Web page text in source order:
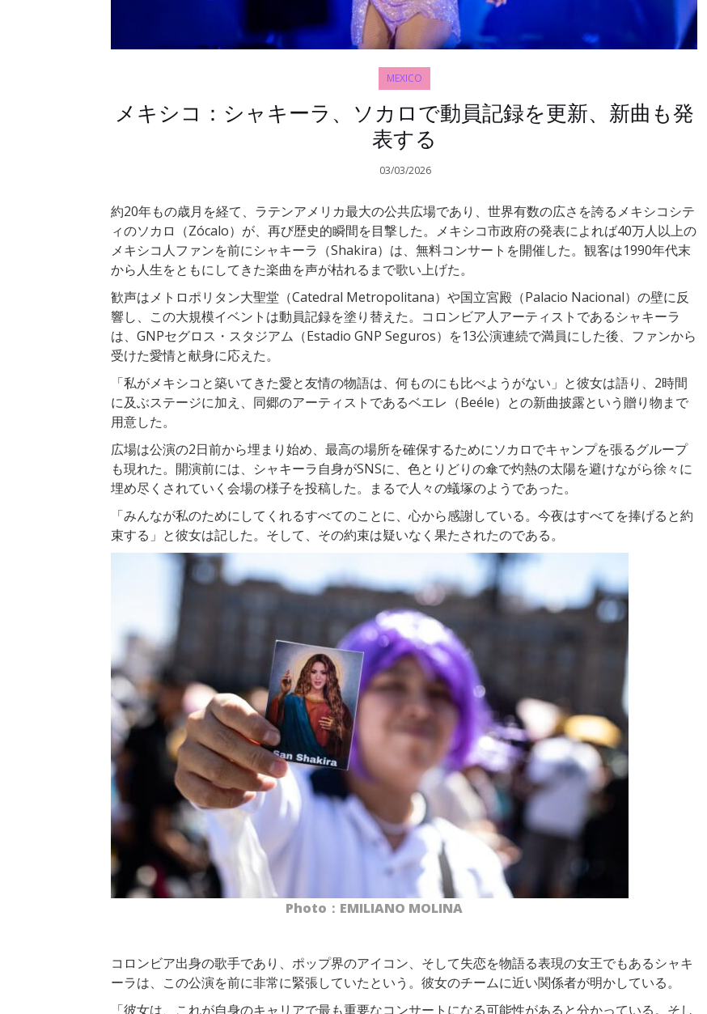
MEXICO
メキシコ：シャキーラ、ソカロで動員記録を更新、新曲も発
表する
03/03/2026
約20年もの歳月を経て、ラテンアメリカ最大の公共広場であり、世界有数の広さを誇るメキシコシテ
ィのソカロ（Zócalo）が、再び歴史的瞬間を目撃した。メキシコ市政府の発表によれば40万人以上の
メキシコ人ファンを前にシャキーラ（Shakira）は、無料コンサートを開催した。観客は1990年代末
から人生をともにしてきた楽曲を声が枯れるまで歌い上げた。
歓声はメトロポリタン大聖堂（Catedral Metropolitana）や国立宮殿（Palacio Nacional）の壁に反
響し、この大規模イベントは動員記録を塗り替えた。コロンビア人アーティストであるシャキーラ
は、GNPセグロス・スタジアム（Estadio GNP Seguros）を13公演連続で満員にした後、ファンから
受けた愛情と献身に応えた。
「私がメキシコと築いてきた愛と友情の物語は、何ものにも比べようがない」と彼女は語り、2時間
に及ぶステージに加え、同郷のアーティストであるベエレ（Beéle）との新曲披露という贈り物まで
用意した。
広場は公演の2日前から埋まり始め、最高の場所を確保するためにソカロでキャンプを張るグループ
も現れた。開演前には、シャキーラ自身がSNSに、色とりどりの傘で灼熱の太陽を避けながら徐々に
埋め尽くされていく会場の様子を投稿した。まるで人々の蟻塚のようであった。
「みんなが私のためにしてくれるすべてのことに、心から感謝している。今夜はすべてを捧げると約
束する」と彼女は記した。そして、その約束は疑いなく果たされたのである。
Photo：EMILIANO MOLINA
コロンビア出身の歌手であり、ポップ界のアイコン、そして失恋を物語る表現の女王でもあるシャキ
ーラは、この公演を前に非常に緊張していたという。彼女のチームに近い関係者が明かしている。
「彼女は、これが自身のキャリアで最も重要なコンサートになる可能性があると分かっている。そし